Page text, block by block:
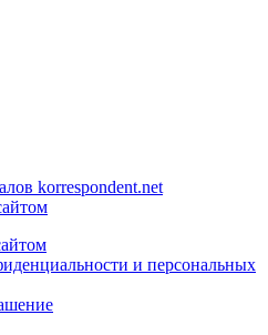
korrespondent.net
и персональных